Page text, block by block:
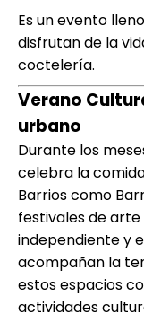
Es un evento
disfrutan de la
coctelería.
Verano
urbano
Durante los
celebra la
Barrios como
festivales de
independiente y
acompañan la
estos espacios
actividades